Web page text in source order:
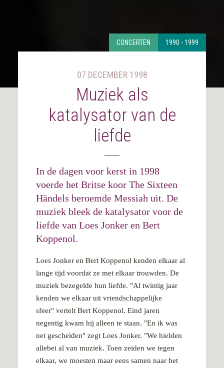
CONCERTEN 1990 - 1999
07 DECEMBER 1998
Muziek als
katalysator van de
liefde
In de dagen voor kerst in 1998
voerde het Britse koor The Sixteen
Händels beroemde Messiah uit. De
muziek bleek de katalysator voor de
liefde van Loes Jonker en Bert
Koppenol.
Loes Jonker en Bert Koppenol kenden elkaar al
lange tijd voordat ze met elkaar trouwden. De
muziek bezegelde hun liefde. "Al twintig jaar
kenden we elkaar uit vriendschappelijke
sfeer" vertelt Bert Koppenol. Eind jaren
negentig kwam hij alleen te staan. "En ik was
net gescheiden" zegt Loes Jonker. "We hielden
allebei al van muziek. Toen zeiden we tegen
elkaar, we moesten maar eens samen naar het